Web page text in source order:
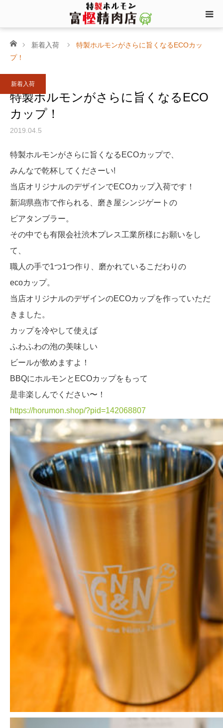
ホーム新着入荷
特製ホルモンがさらに旨くなるECOカッ
プ！
新着入荷
特製ホルモンがさらに旨くなるECO
カップ！
2019.04.5
特製ホルモンがさらに旨くなるECOカップで、
みんなで乾杯してくださーい!
当店オリジナルのデザインでECOカップ入荷です！
新潟県燕市で作られる、磨き屋シンジゲートの
ビアタンブラー。
その中でも有限会社渋木プレス工業所様にお願いをし
て、
職人の手で1つ1つ作り、磨かれているこだわりの
ecoカップ。
当店オリジナルのデザインのECOカップを作っていただ
きました。
カップを冷やして使えば
ふわふわの泡の美味しい
ビールが飲めますよ！
BBQにホルモンとECOカップをもって
是非楽しんでください〜！
https://horumon.shop/?pid=142068807